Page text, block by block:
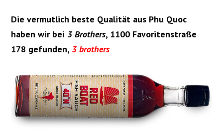
Die vermutlich beste Qualität aus Phu Quoc
haben wir bei 3 Brothers, 1100 Favoritenstraße
178 gefunden, 3 brothers